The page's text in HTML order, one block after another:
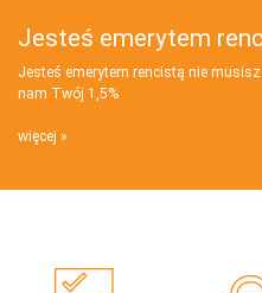
Jesteś emerytem
Jesteś emerytem rencistą nie
nam Twój 1,5%
więcej